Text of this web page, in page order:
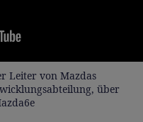
Leiter von Mazdas
über